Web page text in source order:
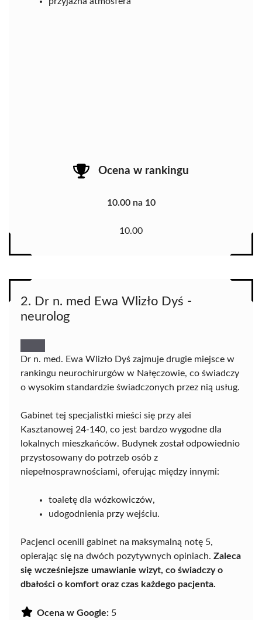
Ocena w rankingu
10.00 na 10
10.00
2. Dr n. med Ewa Wlizło Dyś -
neurolog
Dr n. med. Ewa Wlizło Dyś zajmuje drugie miejsce w
rankingu neurochirurgów w Nałęczowie, co świadczy
o wysokim standardzie świadczonych przez nią usług.
Gabinet tej specjalistki mieści się przy alei
Kasztanowej 24-140, co jest bardzo wygodne dla
lokalnych mieszkańców. Budynek został odpowiednio
przystosowany do potrzeb osób z
niepełnosprawnościami, oferując między innymi:
toaletę dla wózkowiczów,
udogodnienia przy wejściu.
Pacjenci ocenili gabinet na maksymalną notę 5,
opierając się na dwóch pozytywnych opiniach. Zaleca
się wcześniejsze umawianie wizyt, co świadczy o
dbałości o komfort oraz czas każdego pacjenta.
Ocena w Google: 5